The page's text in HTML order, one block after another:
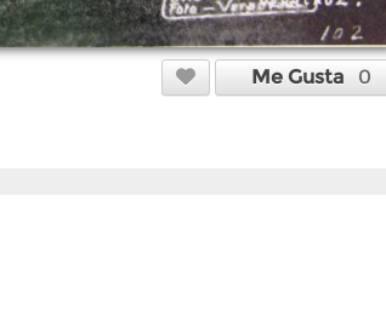
Me Gusta 0